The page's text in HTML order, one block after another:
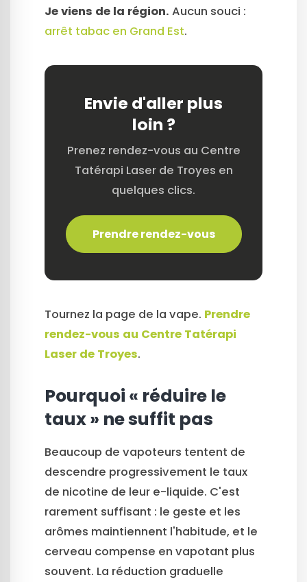
Je viens de la région. Aucun souci :
arrêt tabac en Grand Est.
Envie d'aller plus
loin ?
Prenez rendez-vous au Centre
Tatérapi Laser de Troyes en
quelques clics.
Prendre rendez-vous
Tournez la page de la vape. Prendre
rendez-vous au Centre Tatérapi
Laser de Troyes.
Pourquoi « réduire le
taux » ne suffit pas
Beaucoup de vapoteurs tentent de
descendre progressivement le taux
de nicotine de leur e-liquide. C'est
rarement suffisant : le geste et les
arômes maintiennent l'habitude, et le
cerveau compense en vapotant plus
souvent. La réduction graduelle